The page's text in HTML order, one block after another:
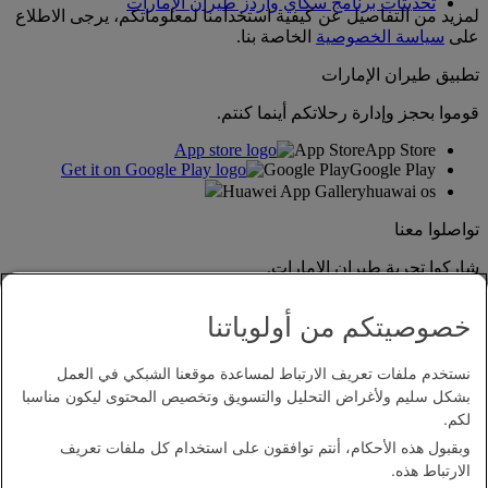
لمزيد من التفاصيل عن كيفية استخدامنا لمعلوماتكم، يرجى الاطلاع
على سياسة الخصوصية الخاصة بنا.
تطبيق طيران الإمارات
قوموا بحجز وإدارة رحلاتكم أينما كنتم.
App StoreApp Store
Google PlayGoogle Play
Huawei App Galleryhuawai os
تواصلوا معنا
شاركوا تجربة طيران الإمارات.
بيان إمكانية الدخول
اتصل بنا
خصوصيتكم من أولوياتنا
نستخدم ملفات تعريف الارتباط لمساعدة موقعنا الشبكي في العمل
بشكل سليم ولأغراض التحليل والتسويق وتخصيص المحتوى ليكون مناسبا
لكم.
وبقبول هذه الأحكام، أنتم توافقون على استخدام كل ملفات تعريف
الارتباط هذه.